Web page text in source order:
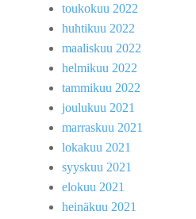
toukokuu 2022
huhtikuu 2022
maaliskuu 2022
helmikuu 2022
tammikuu 2022
joulukuu 2021
marraskuu 2021
lokakuu 2021
syyskuu 2021
elokuu 2021
heinäkuu 2021